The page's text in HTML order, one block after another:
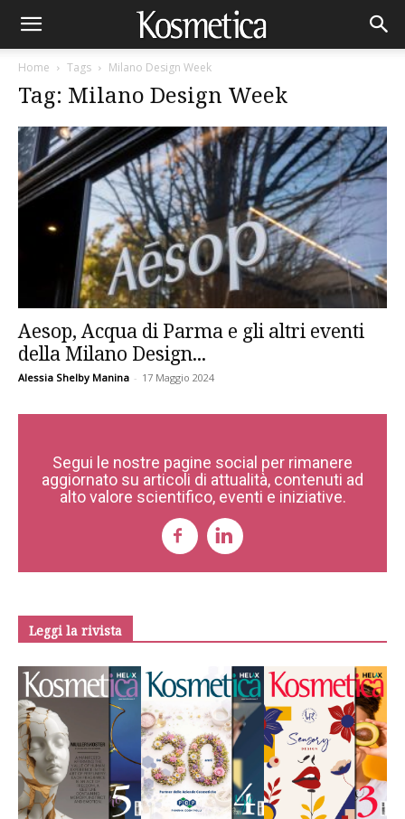
Home Tags Milano Design Week
Tag: Milano Design Week
Aesop, Acqua di Parma e gli altri eventi
della Milano Design...
Alessia Shelby Manina - 17 Maggio 2024
Segui le nostre pagine social per rimanere
aggiornato su articoli di attualità, contenuti ad
alto valore scientifico, eventi e iniziative.
Leggi la rivista